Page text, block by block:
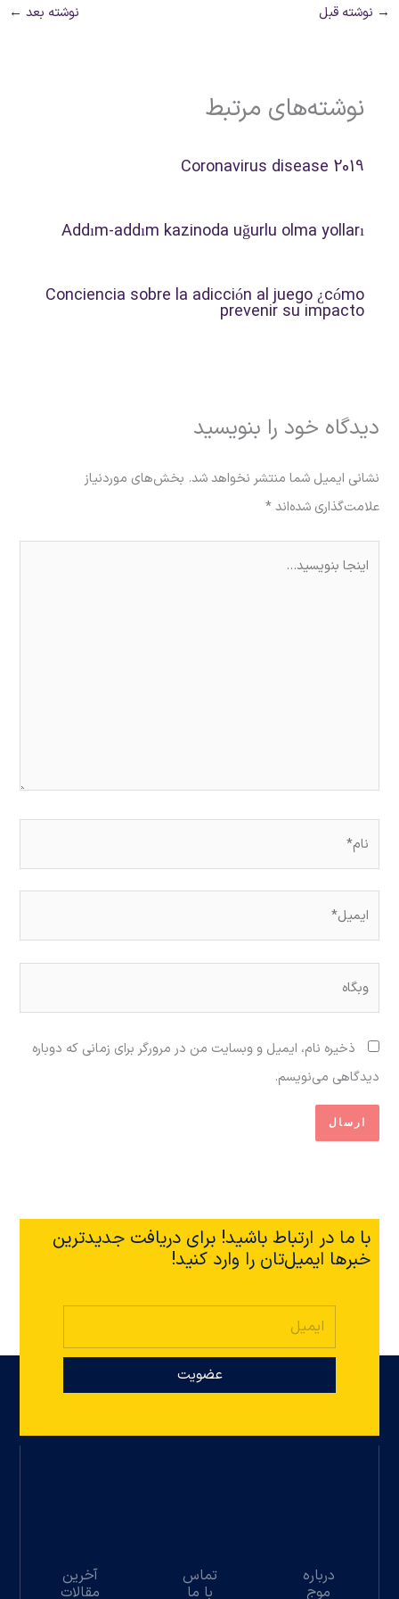
→ نوشته قبل نوشته بعد ←
نوشته‌های مرتبط
Coronavirus disease 2019
Addım-addım kazinoda uğurlu olma yolları
Conciencia sobre la adicción al juego ¿cómo
prevenir su impacto
دیدگاه‌ خود را بنویسید
نشانی ایمیل شما منتشر نخواهد شد. بخش‌های موردنیاز
علامت‌گذاری شده‌اند*
وبگاه
ذخیره نام، ایمیل و وبسایت من در مرورگر برای زمانی که دوباره
دیدگاهی می‌نویسم.
با ما در ارتباط باشید! برای دریافت جدیدترین
خبرها ایمیل‌تان را وارد کنید!
عضویت
درباره
موج
تماس
با ما
آخرین
مقالات